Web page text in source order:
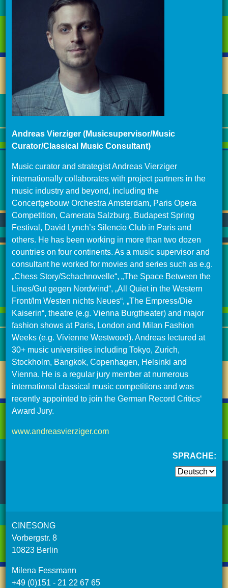
Andreas Vierziger (Musicsupervisor/Music
Curator/Classical Music Consultant)
Music curator and strategist Andreas Vierziger
internationally collaborates with project partners in the
music industry and beyond, including the
Concertgebouw Orchestra Amsterdam, Paris Opera
Competition, Camerata Salzburg, Budapest Spring
Festival, David Lynch’s Silencio Club in Paris and
others. He has been working in more than two dozen
countries on four continents. As a music supervisor and
consultant he worked for movies and series such as e.g.
„Chess Story/Schachnovelle“, „The Space Between the
Lines/Gut gegen Nordwind“, „All Quiet in the Western
Front/Im Westen nichts Neues“, „The Empress/Die
Kaiserin“, theatre (e.g. Vienna Burgtheater) and major
fashion shows at Paris, London and Milan Fashion
Weeks (e.g. Vivienne Westwood). Andreas lectured at
30+ music universities including Tokyo, Zurich,
Stockholm, Bangkok, Copenhagen, Helsinki and
Vienna. He is a regular jury member at numerous
international classical music competitions and was
recently appointed to join the German Record Critics‘
Award Jury.
www.andreasvierziger.com
SPRACHE:
CINESONG
Vorbergstr. 8
10823 Berlin
Milena Fessmann
+49 (0)151 - 21 22 67 65